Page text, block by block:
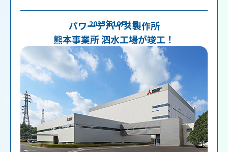
2025年10月1日
パワーデバイス製作所
熊本事業所 泗水工場が竣工！